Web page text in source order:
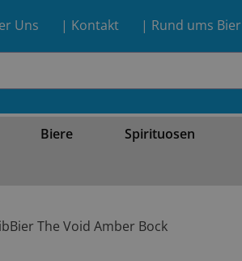
Uns | Kontakt | Rund ums Bier
Biere Spirituosen
The Void Amber Bock